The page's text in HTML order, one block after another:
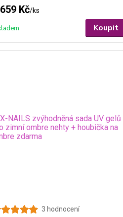
Kč/ks
Koupit
3 hodnocení